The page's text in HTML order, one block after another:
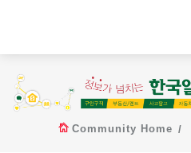
Community Home